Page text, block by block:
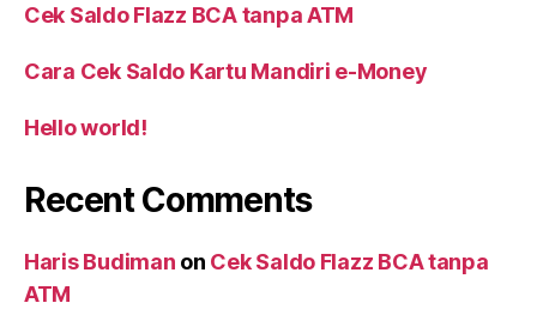
Cek Saldo Flazz BCA tanpa ATM
Cara Cek Saldo Kartu Mandiri e-Money
Hello world!
Recent Comments
Haris Budiman on Cek Saldo Flazz BCA tanpa
ATM